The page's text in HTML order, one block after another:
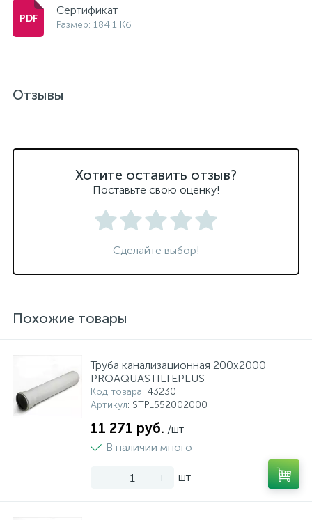
Сертификат
Размер: 184.1 Кб
Отзывы
Хотите оставить отзыв?
Поставьте свою оценку!
Сделайте выбор!
Похожие товары
Труба канализационная 200x2000
PROAQUASTILTEPLUS
Код товара: 43230
Артикул: STPL552002000
11 271 руб. /шт
В наличии много
- + шт